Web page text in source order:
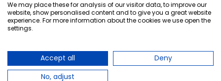
We may place these for analysis of our visitor data, to improve our
website, show personalised content and to give you a great website
experience. For more information about the cookies we use open the
settings.
Accept all
Deny
No, adjust